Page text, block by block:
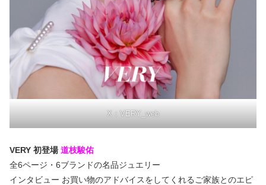
X：VERY_web
VERY 初登場道枝駿佑
全6ページ・6ブランドの名品ジュエリー
インタビュー お買い物のアドバイスをしてくれるご家族とのエピ